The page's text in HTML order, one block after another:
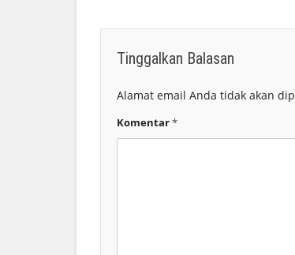
Tinggalkan Balasan
Alamat email Anda tidak akan
Komentar*